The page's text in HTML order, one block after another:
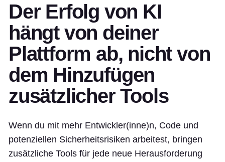
Der Erfolg von KI
hängt von deiner
Plattform ab, nicht von
dem Hinzufügen
zusätzlicher Tools
Wenn du mit mehr Entwickler(inne)n, Code und
potenziellen Sicherheitsrisiken arbeitest, bringen
zusätzliche Tools für jede neue Herausforderung